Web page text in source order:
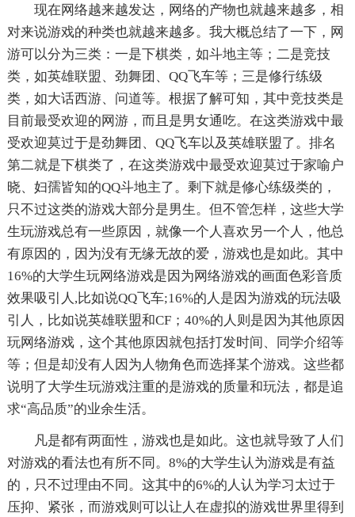
现在网络越来越发达，网络的产物也就越来越多，相
对来说游戏的种类也就越来越多。我大概总结了一下，网
游可以分为三类：一是下棋类，如斗地主等；二是竞技
类，如英雄联盟、劲舞团、QQ飞车等；三是修行练级
类，如大话西游、问道等。根据了解可知，其中竞技类是
目前最受欢迎的网游，而且是男女通吃。在这类游戏中最
受欢迎莫过于是劲舞团、QQ飞车以及英雄联盟了。排名
第二就是下棋类了，在这类游戏中最受欢迎莫过于家喻户
晓、妇孺皆知的QQ斗地主了。剩下就是修心练级类的，
只不过这类的游戏大部分是男生。但不管怎样，这些大学
生玩游戏总有一些原因，就像一个人喜欢另一个人，他总
有原因的，因为没有无缘无故的爱，游戏也是如此。其中
16%的大学生玩网络游戏是因为网络游戏的画面色彩音质
效果吸引人,比如说QQ飞车;16%的人是因为游戏的玩法吸
引人，比如说英雄联盟和CF；40%的人则是因为其他原因
玩网络游戏，这个其他原因就包括打发时间、同学介绍等
等；但是却没有人因为人物角色而选择某个游戏。这些都
说明了大学生玩游戏注重的是游戏的质量和玩法，都是追
求“高品质”的业余生活。
凡是都有两面性，游戏也是如此。这也就导致了人们
对游戏的看法也有所不同。8%的大学生认为游戏是有益
的，只不过理由不同。这其中的6%的人认为学习太过于
压抑、紧张，而游戏则可以让人在虚拟的游戏世界里得到